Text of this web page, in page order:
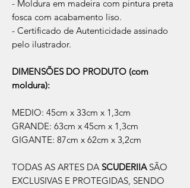
- Moldura em madeira com pintura preta
fosca com acabamento liso.
- Certificado de Autenticidade assinado
pelo ilustrador.
DIMENSÕES DO PRODUTO (com
moldura):
MEDIO: 45cm x 33cm x 1,3cm
GRANDE: 63cm x 45cm x 1,3cm
GIGANTE: 87cm x 62cm x 3,2cm
TODAS AS ARTES DA SCUDERIIA SÃO
EXCLUSIVAS E PROTEGIDAS, SENDO